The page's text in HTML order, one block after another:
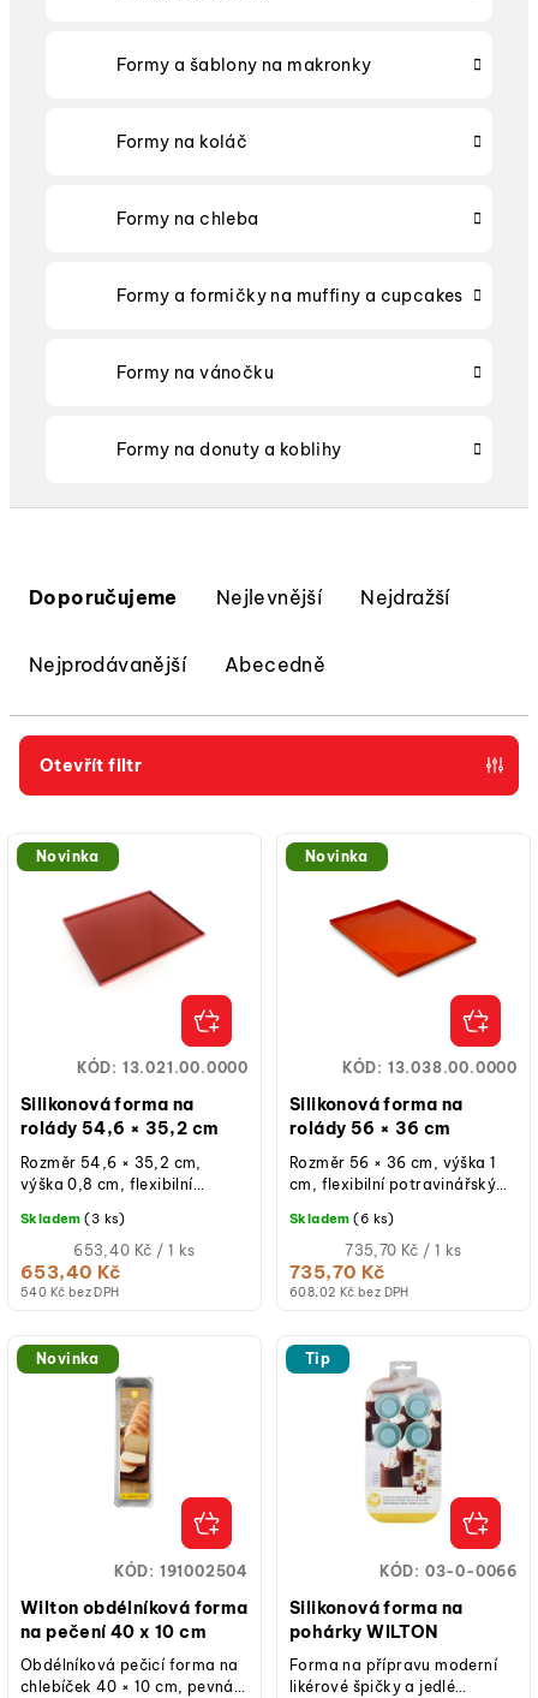
Formy a šablony na makronky
Formy na koláč
Formy na chleba
Formy a formičky na muffiny a cupcakes
Formy na vánočku
Formy na donuty a koblihy
r
d
Doporučujeme Nejlevnější Nejdražší
Nejprodávanější Abecedně
Otevřít filtr
ý
d
u
k
ů
Novinka
Silikonová forma na
rolády 54,6 × 35,2 cm
540 Kč bez DPH
653,40 Kč
Měrná
cena:
653,40 Kč / 1 ks
Skladem (3 ks)
Rozměr 54,6 × 35,2 cm,
výška 0,8 cm, flexibilní
rovnoměrné propečení,
vhodná do trouby i mrazáku.
KÓD: 13.021.00.0000
Novinka
Silikonová forma na
rolády 56 × 36 cm
608,02 Kč bez DPH
735,70 Kč
Měrná
cena:
735,70 Kč / 1 ks
Skladem (6 ks)
Rozměr 56 × 36 cm, výška 1
cm, flexibilní potravinářský
propečení, vhodná do trouby
i mrazáku.
KÓD: 13.038.00.0000
Novinka
Wilton obdélníková forma
na pečení 40 x 10 cm
Obdélníková pečicí forma na
chlebíček 40 × 10 cm, pevná
KÓD: 191002504
Tip
Silikonová forma na
pohárky WILTON
Forma na přípravu moderní
likérové špičky a jedlé
KÓD: 03-0-0066